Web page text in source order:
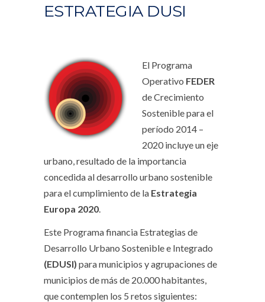
ESTRATEGIA DUSI
El Programa
Operativo FEDER
de Crecimiento
Sostenible para el
período 2014 –
2020 incluye un eje
urbano, resultado de la importancia
concedida al desarrollo urbano sostenible
para el cumplimiento de la Estrategia
Europa 2020.
Este Programa financia Estrategias de
Desarrollo Urbano Sostenible e Integrado
(EDUSI) para municipios y agrupaciones de
municipios de más de 20.000 habitantes,
que contemplen los 5 retos siguientes: